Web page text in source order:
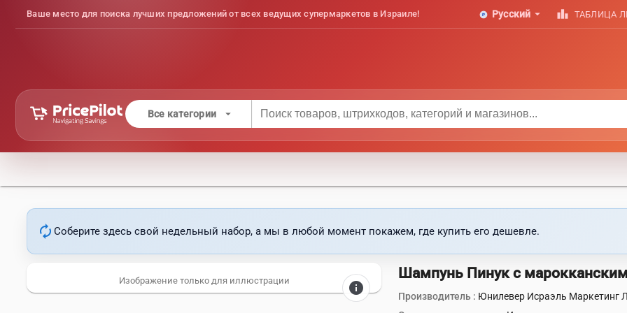
Ваше место для поиска лучших предложений от всех ведущих супермаркетов в Израиле! Русский arrow_drop_down leaderboard ТАБЛИЦА
Все категории arrow_drop_down
autorenew Соберите здесь свой недельный набор, а мы в любой момент покажем, где купить его дешевле.
info
Изображение только для иллюстрации Шампунь Пинук с
Производитель : Юнилевер Исраэль Маркетинг